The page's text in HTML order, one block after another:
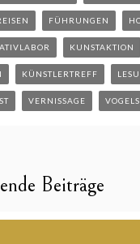
FÜHRUNGEN
KUNSTAKTION
KÜNSTLERTREFF
VERNISSAGE
Beiträge